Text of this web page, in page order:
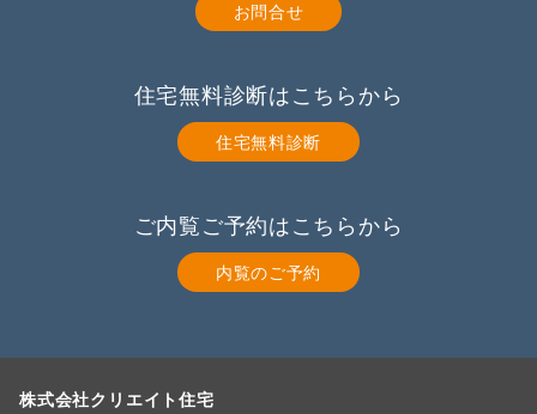
お問合せ
住宅無料診断はこちらから
住宅無料診断
ご内覧ご予約はこちらから
内覧のご予約
株式会社クリエイト住宅